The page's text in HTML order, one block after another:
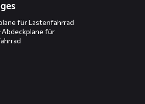
für Lastenfahrrad
für